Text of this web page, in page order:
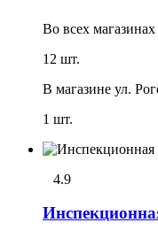
Во всех магазинах
12 шт.
В магазине ул.
1 шт.
4.9